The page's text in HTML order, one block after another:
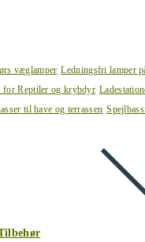
væglamper Ledningsfri lamper
Reptiler og krybdyr
til have og terrassen